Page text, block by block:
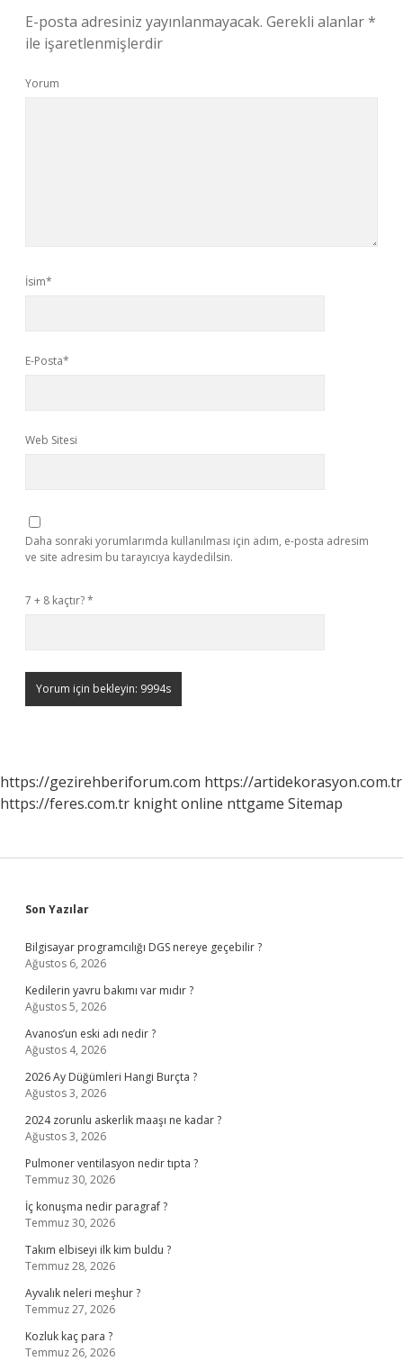
E-posta adresiniz yayınlanmayacak. Gerekli alanlar*
ile işaretlenmişlerdir
Yorum
İsim*
E-Posta*
Web Sitesi
Daha sonraki yorumlarımda kullanılması için adım, e-posta adresim
ve site adresim bu tarayıcıya kaydedilsin.
7 + 8 kaçtır?*
https://gezirehberiforum.com https://artidekorasyon.com.tr
https://feres.com.tr knight online nttgame Sitemap
Sidebar
Son Yazılar
Bilgisayar programcılığı DGS nereye geçebilir ?
Ağustos 6, 2026
Kedilerin yavru bakımı var mıdır ?
Ağustos 5, 2026
Avanos’un eski adı nedir ?
Ağustos 4, 2026
2026 Ay Düğümleri Hangi Burçta ?
Ağustos 3, 2026
2024 zorunlu askerlik maaşı ne kadar ?
Ağustos 3, 2026
Pulmoner ventilasyon nedir tıpta ?
Temmuz 30, 2026
İç konuşma nedir paragraf ?
Temmuz 30, 2026
Takım elbiseyi ilk kim buldu ?
Temmuz 28, 2026
Ayvalık neleri meşhur ?
Temmuz 27, 2026
Kozluk kaç para ?
Temmuz 26, 2026